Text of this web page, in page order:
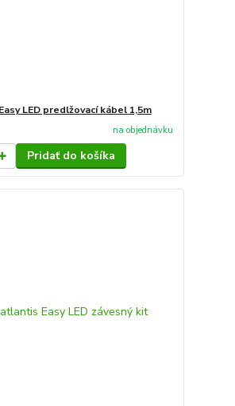
LED predlžovací kábel 1,5m
na objednávku
Pridať do košíka